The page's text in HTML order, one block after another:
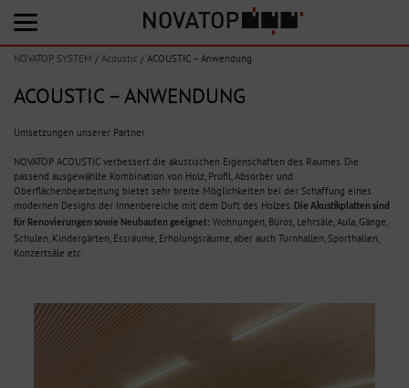
NOVATOP SYSTEM / Acoustic / ACOUSTIC – Anwendung
ACOUSTIC – ANWENDUNG
Umsetzungen unserer Partner
NOVATOP ACOUSTIC verbessert die akustischen Eigenschaften des Raumes. Die
passend ausgewählte Kombination von Holz, Profil, Absorber und
Oberflächenbearbeitung bietet sehr breite Möglichkeiten bei der Schaffung eines
modernen Designs der Innenbereiche mit dem Duft des Holzes.
Die Akustikplatten sind
für Renovierungen sowie Neubauten geeignet: Wohnungen, Büros, Lehrsäle, Aula, Gänge,
Schulen, Kindergärten, Essräume, Erholungsräume, aber auch Turnhallen, Sporthallen,
Konzertsäle etc.